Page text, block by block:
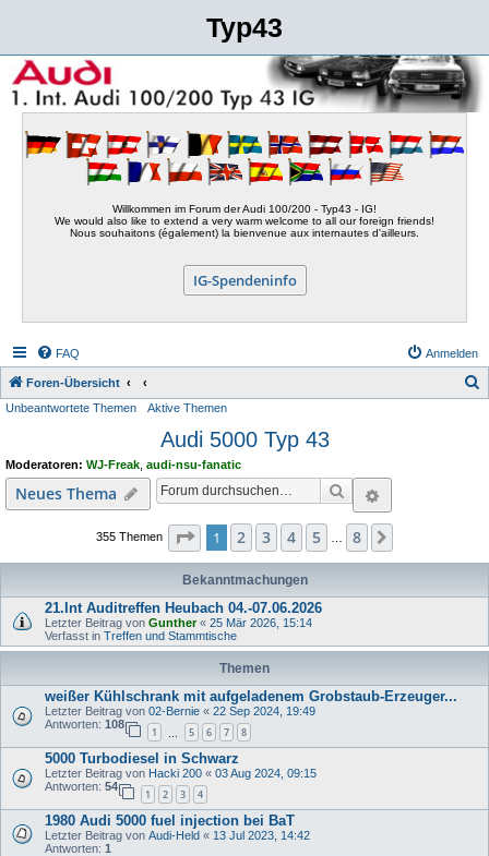
Typ43
Willkommen im Forum der Audi 100/200 - Typ43 - IG!
We would also like to extend a very warm welcome to all our foreign friends!
Nous souhaitons (également) la bienvenue aux internautes d'ailleurs.
IG-Spendeninfo
FAQ Anmelden
Foren-Übersicht
Unbeantwortete Themen Aktive Themen
Audi 5000 Typ 43
Moderatoren: WJ-Freak audi-nsu-fanatic
Neues Thema Suche
355 Themen Seite 1 von 8
1 2 3 4 5 … 8
Bekanntmachungen
21.Int Auditreffen Heubach 04.-07.06.2026
Letzter Beitrag von Gunther« 25 Mär 2026, 15:14
Verfasst in Treffen und Stammtische
Themen
weißer Kühlschrank mit aufgeladenem Grobstaub-Erzeuger...
Letzter Beitrag von 02-Bernie « 22 Sep 2024, 19:49
Antworten: 108
1 5 6 7 8
5000 Turbodiesel in Schwarz
Letzter Beitrag von Hacki 200 « 03 Aug 2024, 09:15
Antworten: 54
1 2 3 4
1980 Audi 5000 fuel injection bei BaT
Letzter Beitrag von Audi-Held « 13 Jul 2023, 14:42
Antworten: 1